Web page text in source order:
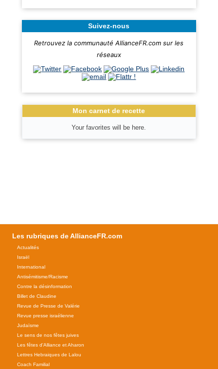
Suivez-nous
Retrouvez la communauté AllianceFR.com sur les
réseaux
Mon carnet de recette
Your favorites will be here.
Les rubriques de AllianceFR.com
Actualités
Israël
International
Antisémitisme/Racisme
Contre la désinformation
Billet de Claudine
Revue de Presse de Valérie
Revue presse israélienne
Judaïsme
Le sens de nos fêtes juives
Les fêtes d'Alliance et Aharon
Lettres Hebraiques de Lalou
Coach Familial